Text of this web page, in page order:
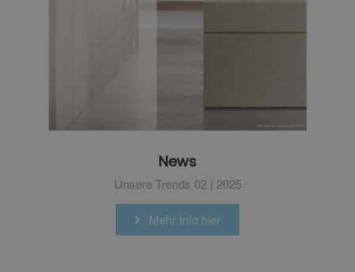
News
Unsere Trends 02 | 2025
Mehr Info hier